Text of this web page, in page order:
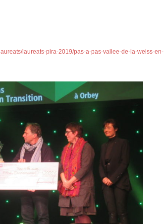
laureats-pira-2019/pas-a-pas-vallee-de-la-weiss-en-